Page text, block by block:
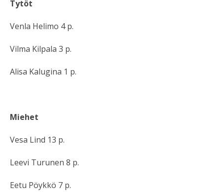
Tytöt
Venla Helimo 4 p.
Vilma Kilpala 3 p.
Alisa Kalugina 1 p.
Miehet
Vesa Lind 13 p.
Leevi Turunen 8 p.
Eetu Pöykkö 7 p.